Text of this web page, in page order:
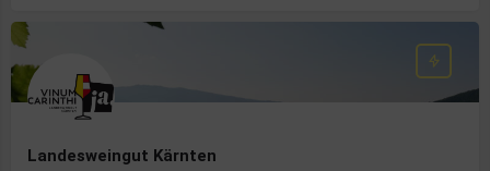
Landesweingut Kärnten